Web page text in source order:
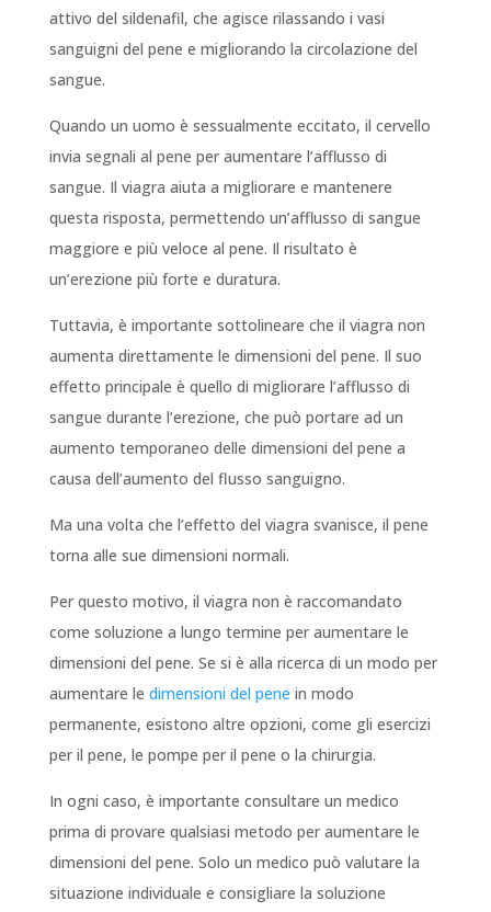
attivo del sildenafil, che agisce rilassando i vasi
sanguigni del pene e migliorando la circolazione del
sangue.
Quando un uomo è sessualmente eccitato, il cervello
invia segnali al pene per aumentare l’afflusso di
sangue. Il viagra aiuta a migliorare e mantenere
questa risposta, permettendo un’afflusso di sangue
maggiore e più veloce al pene. Il risultato è
un’erezione più forte e duratura.
Tuttavia, è importante sottolineare che il viagra non
aumenta direttamente le dimensioni del pene. Il suo
effetto principale è quello di migliorare l’afflusso di
sangue durante l’erezione, che può portare ad un
aumento temporaneo delle dimensioni del pene a
causa dell’aumento del flusso sanguigno.
Ma una volta che l’effetto del viagra svanisce, il pene
torna alle sue dimensioni normali.
Per questo motivo, il viagra non è raccomandato
come soluzione a lungo termine per aumentare le
dimensioni del pene. Se si è alla ricerca di un modo per
aumentare le dimensioni del pene in modo
permanente, esistono altre opzioni, come gli esercizi
per il pene, le pompe per il pene o la chirurgia.
In ogni caso, è importante consultare un medico
prima di provare qualsiasi metodo per aumentare le
dimensioni del pene. Solo un medico può valutare la
situazione individuale e consigliare la soluzione